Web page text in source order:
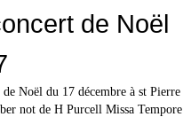
de Noël
Noël du 17 décembre à st Pierre
not de H Purcell Missa Tempore